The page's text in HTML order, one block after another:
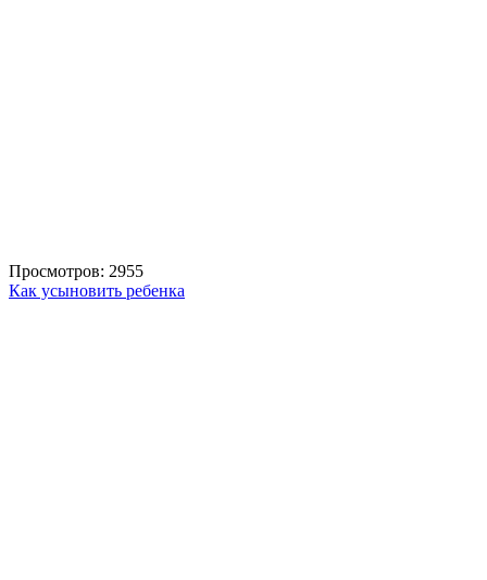
Просмотров: 2955
Как усыновить ребенка